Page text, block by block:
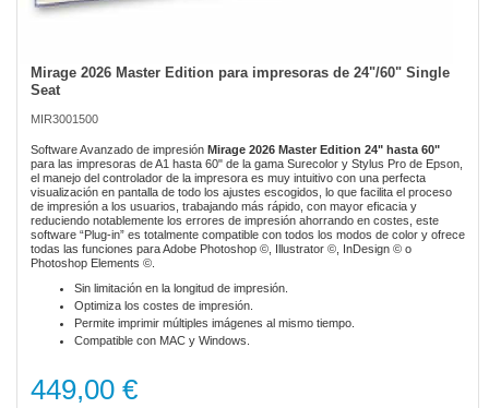
Mirage 2026 Master Edition para impresoras de 24"/60" Single
Seat
MIR3001500
Software Avanzado de impresión Mirage 2026 Master Edition 24" hasta 60"
para las impresoras de A1 hasta 60" de la gama Surecolor y Stylus Pro de Epson,
el manejo del controlador de la impresora es muy intuitivo con una perfecta
visualización en pantalla de todo los ajustes escogidos, lo que facilita el proceso
de impresión a los usuarios, trabajando más rápido, con mayor eficacia y
reduciendo notablemente los errores de impresión ahorrando en costes, este
software “Plug-in” es totalmente compatible con todos los modos de color y ofrece
todas las funciones para Adobe Photoshop ©, Illustrator ©, InDesign © o
Photoshop Elements ©.
Sin limitación en la longitud de impresión.
Optimiza los costes de impresión.
Permite imprimir múltiples imágenes al mismo tiempo.
Compatible con MAC y Windows.
449,00 €
Skip
the
images
gallery